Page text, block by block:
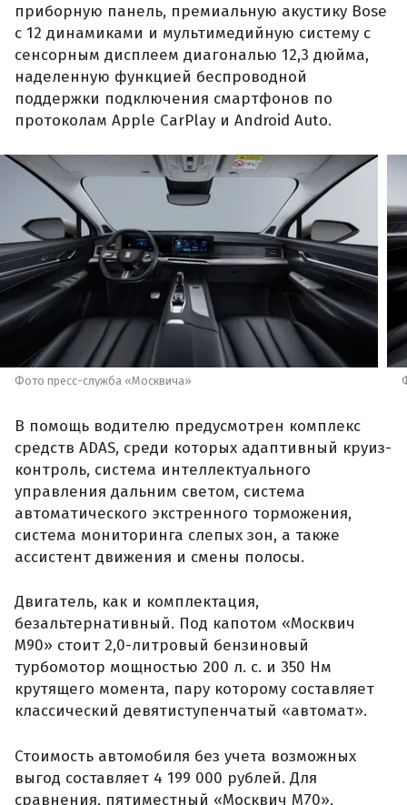
приборную панель, премиальную акустику Bose
с 12 динамиками и мультимедийную систему с
сенсорным дисплеем диагональю 12,3 дюйма,
наделенную функцией беспроводной
поддержки подключения смартфонов по
протоколам Apple CarPlay и Android Auto.
Фото пресс-служба «Москвича»
В помощь водителю предусмотрен комплекс
средств ADAS, среди которых адаптивный круиз-
контроль, система интеллектуального
управления дальним светом, система
автоматического экстренного торможения,
система мониторинга слепых зон, а также
ассистент движения и смены полосы.
Двигатель, как и комплектация,
безальтернативный. Под капотом «Москвич
М90» стоит 2,0-литровый бензиновый
турбомотор мощностью 200 л. с. и 350 Нм
крутящего момента, пару которому составляет
классический девятиступенчатый «автомат».
Стоимость автомобиля без учета возможных
выгод составляет 4 199 000 рублей. Для
сравнения, пятиместный «Москвич М70»,